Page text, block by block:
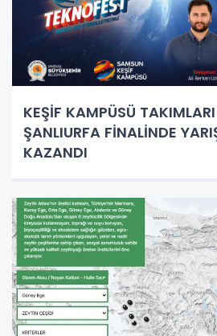
KEŞİF KAMPÜSÜ
ŞANLIURFA FİNALİNDE
KAZANDI